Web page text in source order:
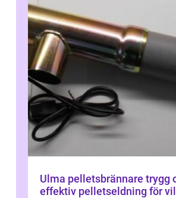
Ulma pelletsbrännare trygg och
effektiv pelletseldning för